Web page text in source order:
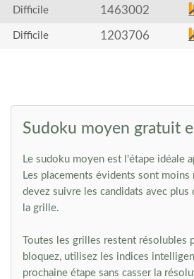
Difficile 1463002
Difficile 1203706
Sudoku moyen gratuit
Le sudoku moyen est l'étape idéale
Les placements évidents sont moins
devez suivre les candidats avec
la grille.
Toutes les grilles restent résolubles
bloquez, utilisez les indices
prochaine étape sans casser la